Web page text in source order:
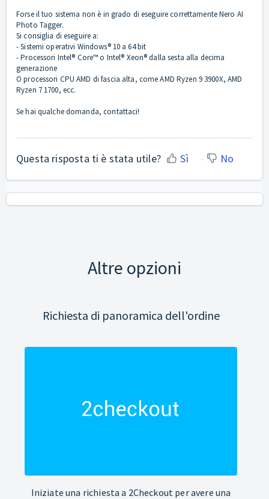
Forse il tuo sistema non è in grado di eseguire correttamente Nero AI
Photo Tagger.
Si consiglia di eseguire a:
- Sistemi operativi Windows® 10 a 64 bit
- Processori Intel® Core™ o Intel® Xeon® dalla sesta alla decima
generazione
O processori CPU AMD di fascia alta, come AMD Ryzen 9 3900X, AMD
Ryzen 7 1700, ecc.
Se hai qualche domanda, contattaci!
Questa risposta ti è stata utile? Sì No
Altre opzioni
Richiesta di panoramica dell'ordine
Iniziate una richiesta a 2Checkout per avere una